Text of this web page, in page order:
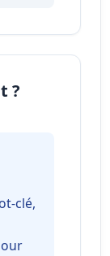
?
clé,